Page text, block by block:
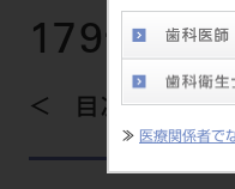
≫ 医療関係者で
179号
目次を見る
製品情報
製品情報トップ
製品カテゴリ
サポート情報